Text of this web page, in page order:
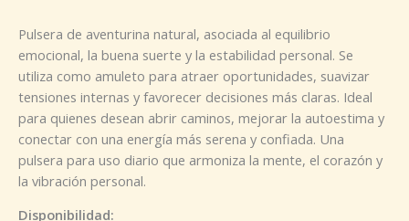
Pulsera de aventurina natural, asociada al equilibrio
emocional, la buena suerte y la estabilidad personal. Se
utiliza como amuleto para atraer oportunidades, suavizar
tensiones internas y favorecer decisiones más claras. Ideal
para quienes desean abrir caminos, mejorar la autoestima y
conectar con una energía más serena y confiada. Una
pulsera para uso diario que armoniza la mente, el corazón y
la vibración personal.
Disponibilidad: